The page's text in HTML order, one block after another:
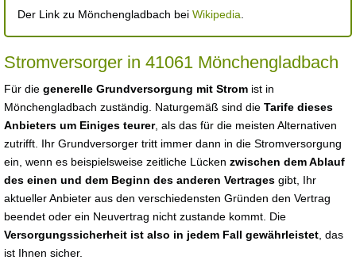
Der Link zu Mönchengladbach bei Wikipedia
Stromversorger in 41061 Mönchengladbach
Für die generelle Grundversorgung mit Strom ist in
Mönchengladbach zuständig. Naturgemäß sind die Tarife dieses
Anbieters um Einiges teurer, als das für die meisten Alternativen
zutrifft. Ihr Grundversorger tritt immer dann in die Stromversorgung
ein, wenn es beispielsweise zeitliche Lücken zwischen dem Ablauf
des einen und dem Beginn des anderen Vertrages gibt, Ihr
aktueller Anbieter aus den verschiedensten Gründen den Vertrag
beendet oder ein Neuvertrag nicht zustande kommt. Die
Versorgungssicherheit ist also in jedem Fall gewährleistet , das
ist Ihnen sicher.